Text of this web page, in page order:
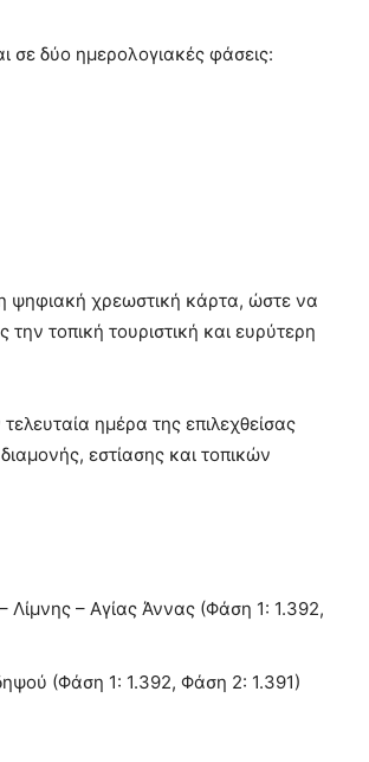
σε δύο ημερολογιακές φάσεις:
ψηφιακή χρεωστική κάρτα, ώστε να
τοπική τουριστική και ευρύτερη
ημέρα της επιλεχθείσας
εστίασης και τοπικών
– Αγίας Άννας (Φάση 1: 1.392,
(Φάση 1: 1.392, Φάση 2: 1.391)